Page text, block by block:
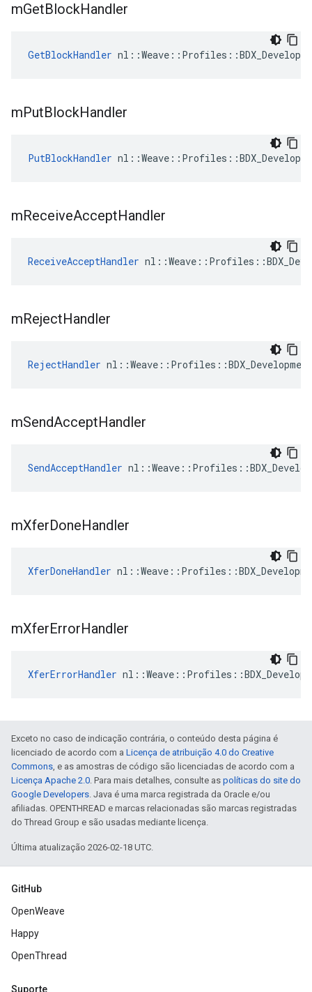
mGetBlockHandler
GetBlockHandler
mPutBlockHandler
PutBlockHandler
mReceiveAcceptHandler
ReceiveAcceptHandler
mRejectHandler
RejectHandler
mSendAcceptHandler
SendAcceptHandler
mXferDoneHandler
XferDoneHandler
mXferErrorHandler
XferErrorHandler
Exceto no caso de indicação contrária, o conteúdo desta página é
licenciado de acordo com a Licença de atribuição 4.0 do Creative
Commons, e as amostras de código são licenciadas de acordo com a
Licença Apache 2.0. Para mais detalhes, consulte as políticas do site do
Google Developers. Java é uma marca registrada da Oracle e/ou
afiliadas. OPENTHREAD e marcas relacionadas são marcas registradas
do Thread Group e são usadas mediante licença.
Última atualização 2026-02-18 UTC.
GitHub
OpenWeave
Happy
OpenThread
Suporte